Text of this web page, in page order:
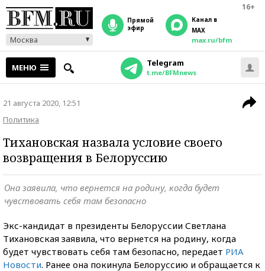
16+
Москва
прямой
эфир
Канал в
MAX
max.ru/bfm
МЕНЮ Telegram
t.me/BFMnews
21 августа 2020, 12:51
Политика
Тихановская назвала условие своего
возвращения в Белоруссию
Она заявила, что вернется на родину, когда будет
чувствовать себя там безопасно
Экс-кандидат в президенты Белоруссии Светлана
Тихановская заявила, что вернется на родину, когда
будет чувствовать себя там безопасно, передает РИА
Новости. Ранее она покинула Белоруссию и обращается к